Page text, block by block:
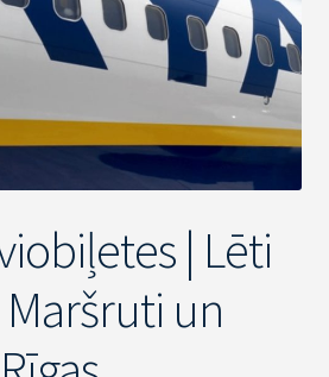
| Lēti
un